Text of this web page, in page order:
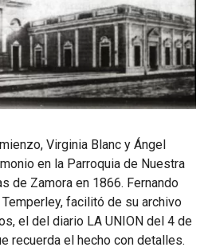
Virginia Blanc y Ángel
en la Parroquia de Nuestra
de Zamora en 1866. Fernando
facilitó de su archivo
el del diario LA UNION del 4 de
recuerda el hecho con detalles.